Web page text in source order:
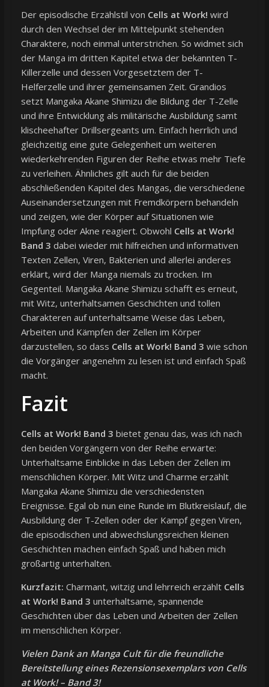
Der episodische Erzählstil von Cells at Work! wird
durch den Wechsel der im Mittelpunkt stehenden
Charaktere, noch einmal unterstrichen. So widmet sich
der Manga im dritten Kapitel etwa der bekannten T-
Killerzelle und dessen Vorgesetztem der T-
Helferzelle und ihrer gemeinsamen Zeit. Grandios
setzt Mangaka Akane Shimizu die Bildung der T-Zelle
und ihre Entwicklung als militärische Ausbildung samt
klischeehafter Drillsergeants um. Einfach herrlich und
gleichzeitig eine gute Gelegenheit um weiteren
wiederkehrenden Figuren der Reihe etwas mehr Tiefe
zu verleihen. Ähnliches gilt auch für die beiden
abschließenden Kapitel des Mangas, die verschiedene
Auseinandersetzungen mit Fremdkörpern behandeln
und zeigen, wie der Körper auf Situationen wie
Impfung oder Akne reagiert. Obwohl Cells at Work!
Band 3 dabei wieder mit hilfreichen und informativen
Texten Zellen, Viren, Bakterien und allerlei anderes
erklärt, wird der Manga niemals zu trocken. Im
Gegenteil. Mangaka Akane Shimizu schafft es erneut,
mit Witz, unterhaltsamen Geschichten und tollen
Charakteren auf unterhaltsame Weise das Leben,
Arbeiten und Kämpfen der Zellen im Körper
darzustellen, so dass Cells at Work! Band 3 wie schon
die Vorgänger angenehm zu lesen ist und einfach Spaß
macht.
Fazit
Cells at Work! Band 3 bietet genau das, was ich nach
den beiden Vorgängern von der Reihe erwarte:
Unterhaltsame Einblicke in das Leben der Zellen im
menschlichen Körper. Mit Witz und Charme erzählt
Mangaka Akane Shimizu die verschiedensten
Ereignisse. Egal ob nun eine Runde im Blutkreislauf, die
Ausbildung der T-Zellen oder der Kampf gegen Viren,
die episodischen und abwechslungsreichen kleinen
Geschichten machen einfach Spaß und haben mich
großartig unterhalten.
Kurzfazit: Charmant, witzig und lehrreich erzählt Cells
at Work! Band 3 unterhaltsame, spannende
Geschichten über das Leben und Arbeiten der Zellen
im menschlichen Körper.
Vielen Dank anManga Cultfür die freundliche
Bereitstellung eines Rezensionsexemplars von Cells
at Work! – Band 3!